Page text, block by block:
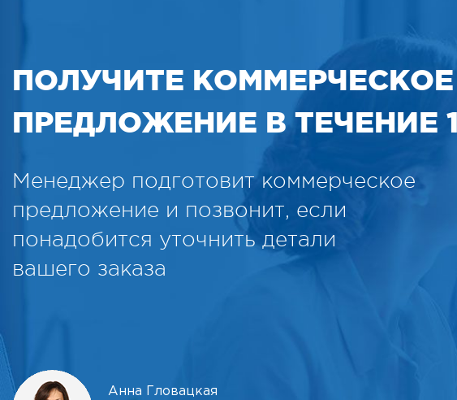
ПОЛУЧИТЕ КОММЕРЧЕСКОЕ
ПРЕДЛОЖЕНИЕ В ТЕЧЕНИЕ
Менеджер подготовит коммерческое
предложение и позвонит, если
понадобится уточнить детали
вашего заказа
Анна Гловацкая